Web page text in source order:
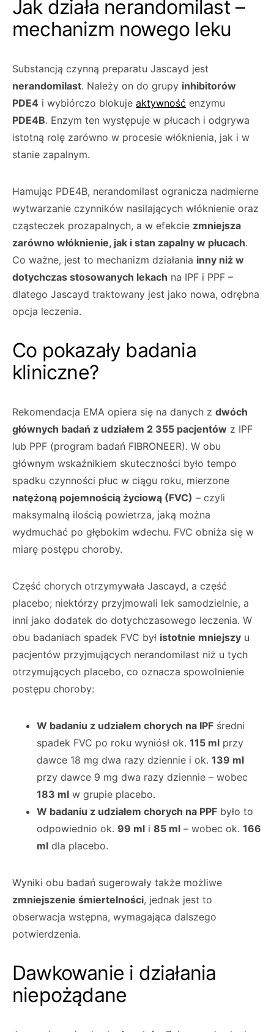
Jak działa nerandomilast –
mechanizm nowego leku
Substancją czynną preparatu Jascayd jest
nerandomilast. Należy on do grupy inhibitorów
PDE4 i wybiórczo blokuje aktywność enzymu
PDE4B. Enzym ten występuje w płucach i odgrywa
istotną rolę zarówno w procesie włóknienia, jak i w
stanie zapalnym.
Hamując PDE4B, nerandomilast ogranicza nadmierne
wytwarzanie czynników nasilających włóknienie oraz
cząsteczek prozapalnych, a w efekcie zmniejsza
zarówno włóknienie, jak i stan zapalny w płucach.
Co ważne, jest to mechanizm działania inny niż w
dotychczas stosowanych lekach na IPF i PPF –
dlatego Jascayd traktowany jest jako nowa, odrębna
opcja leczenia.
Co pokazały badania
kliniczne?
Rekomendacja EMA opiera się na danych z dwóch
głównych badań z udziałem 2 355 pacjentów z IPF
lub PPF (program badań FIBRONEER). W obu
głównym wskaźnikiem skuteczności było tempo
spadku czynności płuc w ciągu roku, mierzone
natężoną pojemnością życiową (FVC) – czyli
maksymalną ilością powietrza, jaką można
wydmuchać po głębokim wdechu. FVC obniża się w
miarę postępu choroby.
Część chorych otrzymywała Jascayd, a część
placebo; niektórzy przyjmowali lek samodzielnie, a
inni jako dodatek do dotychczasowego leczenia. W
obu badaniach spadek FVC był istotnie mniejszy u
pacjentów przyjmujących nerandomilast niż u tych
otrzymujących placebo, co oznacza spowolnienie
postępu choroby:
W badaniu z udziałem chorych na IPF średni
spadek FVC po roku wyniósł ok. 115 ml przy
dawce 18 mg dwa razy dziennie i ok. 139 ml
przy dawce 9 mg dwa razy dziennie – wobec
183 ml w grupie placebo.
W badaniu z udziałem chorych na PPF było to
odpowiednio ok. 99 ml i 85 ml – wobec ok. 166
ml dla placebo.
Wyniki obu badań sugerowały także możliwe
zmniejszenie śmiertelności, jednak jest to
obserwacja wstępna, wymagająca dalszego
potwierdzenia.
Dawkowanie i działania
niepożądane